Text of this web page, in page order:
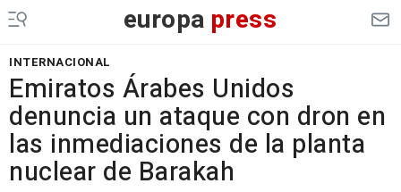
europa press
INTERNACIONAL
Emiratos Árabes Unidos
denuncia un ataque con dron en
las inmediaciones de la planta
nuclear de Barakah